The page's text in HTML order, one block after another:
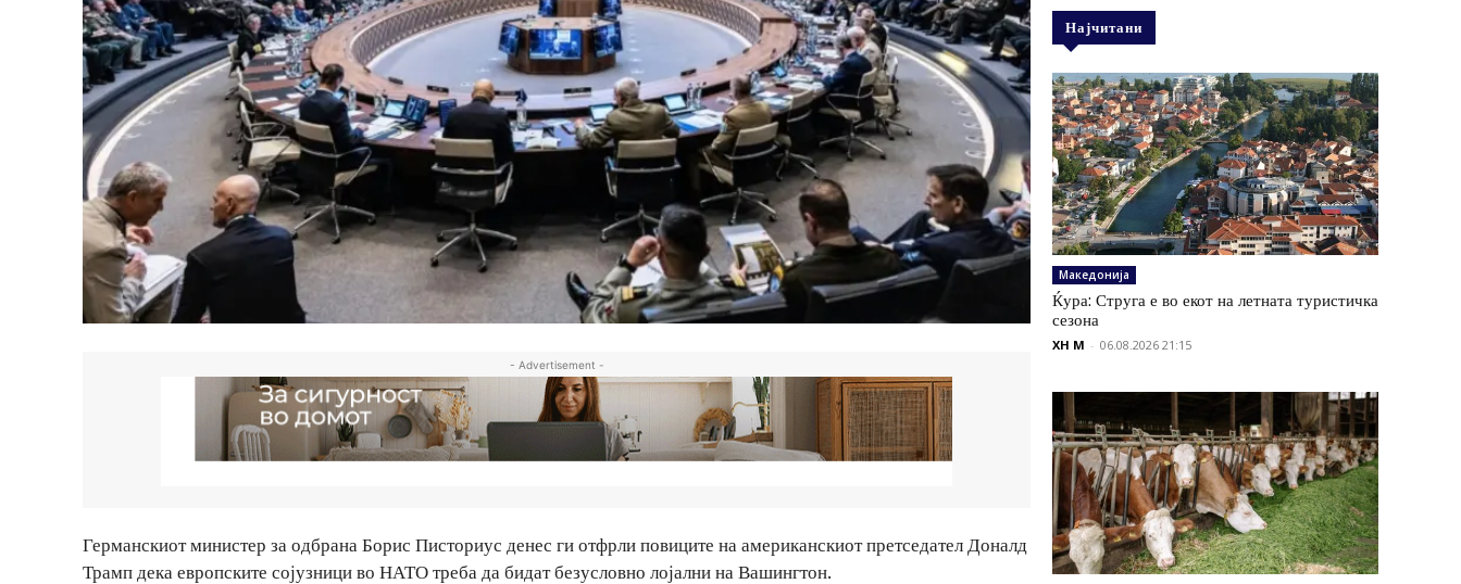
- Advertisement -
Германскиот министер за одбрана Борис Писториус денес ги отфрли повиците на американскиот претседател Доналд
Трамп дека европските сојузници во НАТО треба да бидат безусловно лојални на Вашингтон.
Најчитани
Македонија
Ќура: Струга е во екот на летната туристичка
сезона
XH M - 06.08.2026 21:15